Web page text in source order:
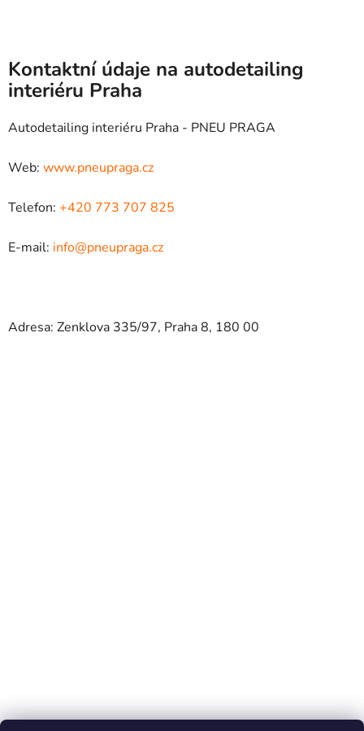
Kontaktní údaje na autodetailing
interiéru Praha
Autodetailing interiéru Praha - PNEU PRAGA
Web: www.pneupraga.cz
Telefon: +420 773 707 825
E-mail: info@pneupraga.cz
Adresa: Zenklova 335/97, Praha 8, 180 00